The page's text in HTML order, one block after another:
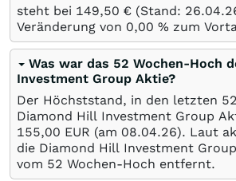
steht bei 149,50 € (Stand:
Veränderung von 0,00 % zum
Was war das 52 Wochen-Hoch
Investment Group Aktie?
Der Höchststand, in den letzten
Diamond Hill Investment Group
155,00 EUR (am 08.04.26). Laut
die Diamond Hill Investment
vom 52 Wochen-Hoch entfernt.